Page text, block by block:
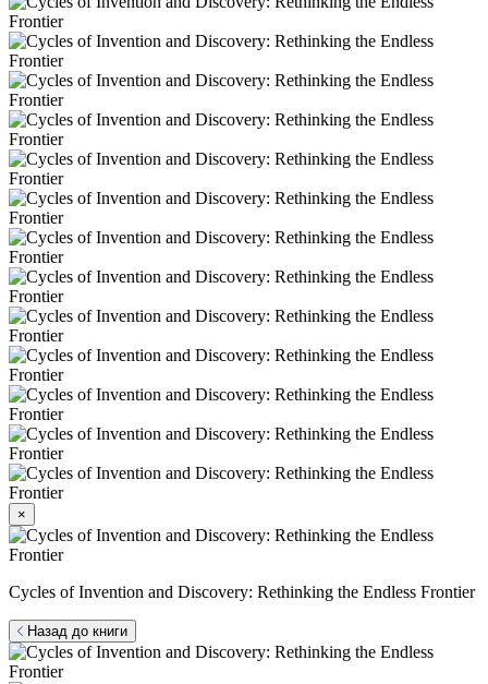
×
Cycles of Invention and Discovery: Rethinking the Endless Frontier
Назад до книги